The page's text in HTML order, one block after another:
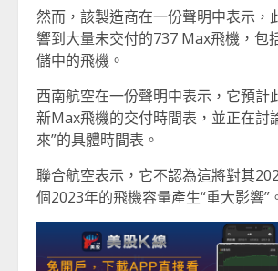
然而，該製造商在一份聲明中表示，
響到大量未交付的737 Max飛機，包
儲中的飛機。
西南航空在一份聲明中表示，它預計
新Max飛機的交付時間表，並正在討
來”的具體時間表。
聯合航空表示，它不認為這將對其
個2023年的飛機容量產生“重大影響”